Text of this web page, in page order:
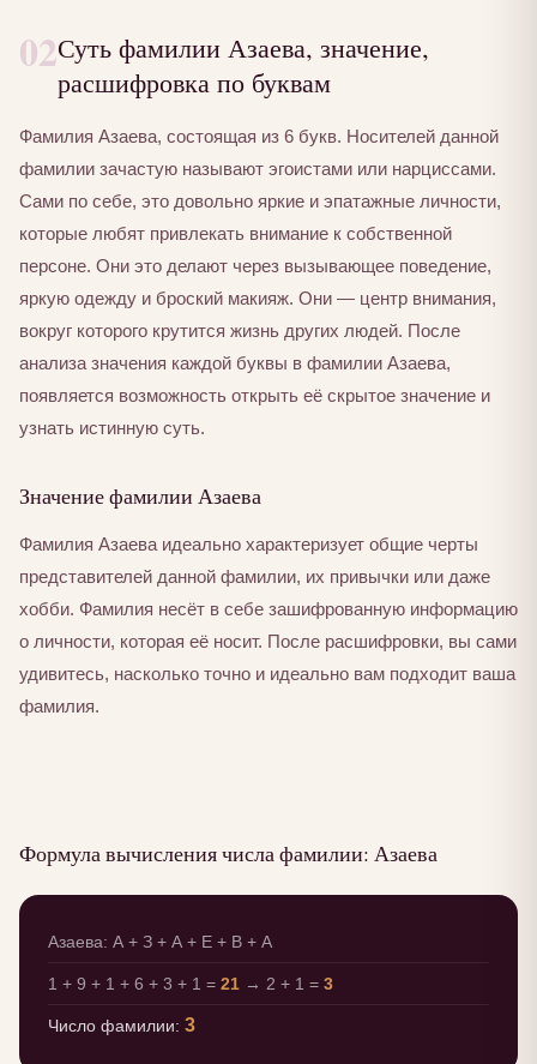
02Суть фамилии Азаева, значение,
расшифровка по буквам
Фамилия Азаева, состоящая из 6 букв. Носителей данной
фамилии зачастую называют эгоистами или нарциссами.
Сами по себе, это довольно яркие и эпатажные личности,
которые любят привлекать внимание к собственной
персоне. Они это делают через вызывающее поведение,
яркую одежду и броский макияж. Они — центр внимания,
вокруг которого крутится жизнь других людей. После
анализа значения каждой буквы в фамилии Азаева,
появляется возможность открыть её скрытое значение и
узнать истинную суть.
Значение фамилии Азаева
Фамилия Азаева идеально характеризует общие черты
представителей данной фамилии, их привычки или даже
хобби. Фамилия несёт в себе зашифрованную информацию
о личности, которая её носит. После расшифровки, вы сами
удивитесь, насколько точно и идеально вам подходит ваша
фамилия.
Формула вычисления числа фамилии: Азаева
Азаева: А + З + А + Е + В + А
1 + 9 + 1 + 6 + 3 + 1 = 21 → 2 + 1 = 3
Число фамилии: 3